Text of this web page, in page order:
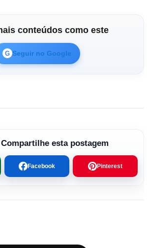
conteúdos como este
G Seguir no Google
esta postagem
Facebook Pinterest